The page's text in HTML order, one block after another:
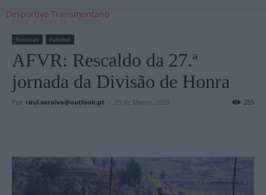
Desportivo Transmontano
Início Notícias Futebol
Notícias Futebol
AFVR: Rescaldo da 27.ª
jornada da Divisão de Honra
Por raul.saraiva@outlook.pt - 29 de Março, 2026 285